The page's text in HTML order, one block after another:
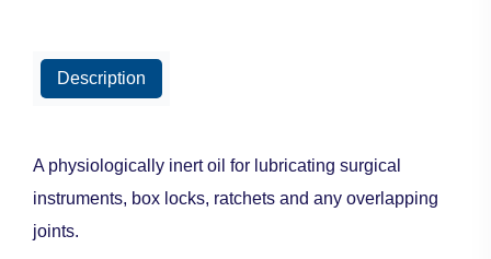
Description
A physiologically inert oil for lubricating surgical
instruments, box locks, ratchets and any overlapping
joints.